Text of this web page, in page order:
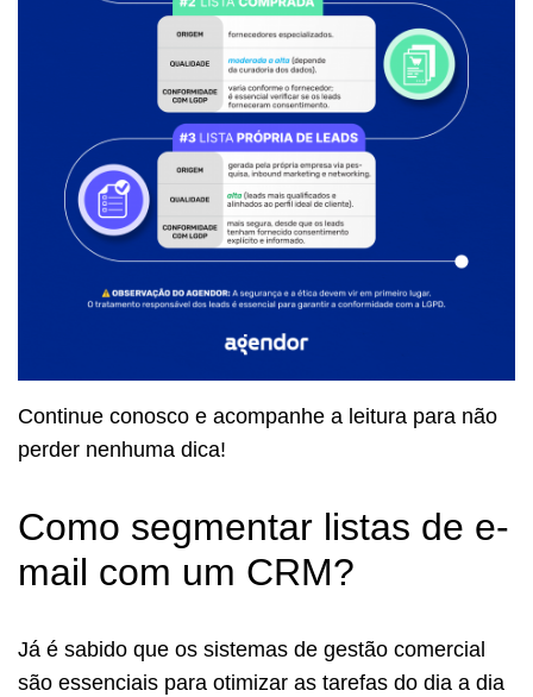
Continue conosco e acompanhe a leitura para não
perder nenhuma dica!
Como segmentar listas de e-
mail com um CRM?
Já é sabido que os sistemas de gestão comercial
são essenciais para otimizar as tarefas do dia a dia